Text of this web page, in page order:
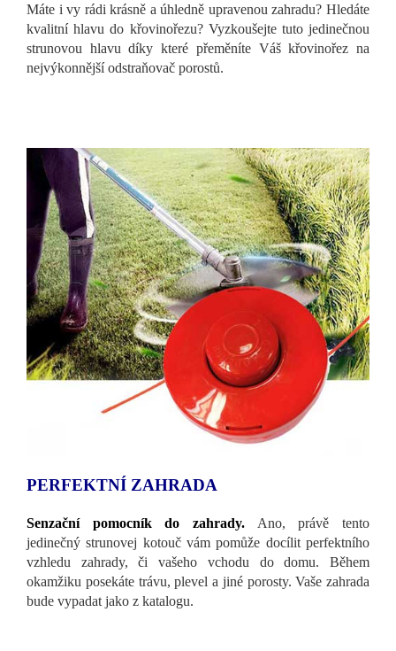
Máte i vy rádi krásně a úhledně upravenou zahradu? Hledáte
kvalitní hlavu do křovinořezu? Vyzkoušejte tuto jedinečnou
strunovou hlavu díky které přeměníte Váš křovinořez na
nejvýkonnější odstraňovač porostů.
PERFEKTNÍ ZAHRADA
Senzační pomocník do zahrady.
Ano, právě tento
jedinečný strunovej kotouč vám pomůže docílit perfektního
vzhledu zahrady, či vašeho vchodu do domu. Během
okamžiku posekáte trávu, plevel a jiné porosty. Vaše zahrada
bude vypadat jako z katalogu.